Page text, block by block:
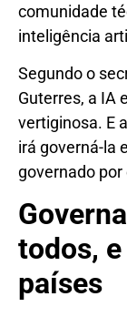
comunidade
inteligência
Segundo o
Guterres, a IA
vertiginosa. E
irá governá-la
governado por
todos,
países